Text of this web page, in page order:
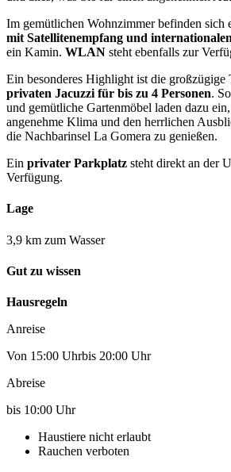
Im gemütlichen Wohnzimmer befinden sich
mit Satellitenempfang und
ein Kamin. WLAN steht ebenfalls zur
Ein besonderes Highlight ist die großzügige
privaten Jacuzzi für bis zu 4 Personen.
und gemütliche Gartenmöbel laden dazu
angenehme Klima und den herrlichen
die Nachbarinsel La Gomera zu genießen.
Ein privater Parkplatz steht direkt an der
Verfügung.
Lage
3,9 km zum Wasser
Gut zu wissen
Hausregeln
Anreise
Von 15:00 Uhrbis 20:00 Uhr
Abreise
bis 10:00 Uhr
Haustiere nicht erlaubt
Rauchen verboten